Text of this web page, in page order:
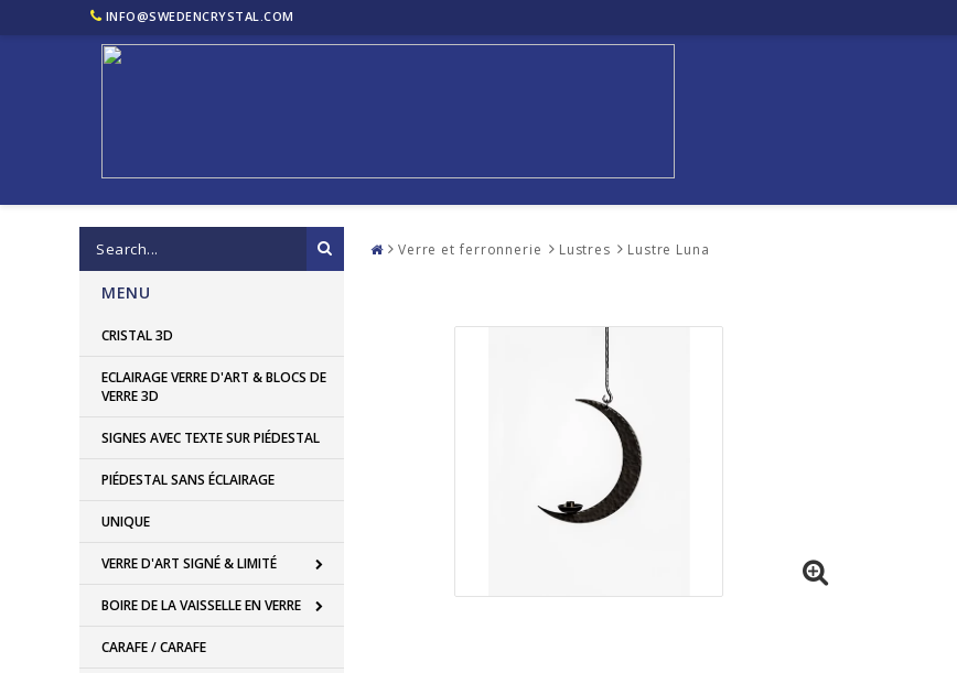
INFO@SWEDENCRYSTAL.COM
MENU
CRISTAL 3D
ECLAIRAGE VERRE D'ART & BLOCS DE
VERRE 3D
SIGNES AVEC TEXTE SUR PIÉDESTAL
PIÉDESTAL SANS ÉCLAIRAGE
UNIQUE
VERRE D'ART SIGNÉ & LIMITÉ
BOIRE DE LA VAISSELLE EN VERRE
CARAFE / CARAFE
Verre et ferronnerie Lustres Lustre Luna